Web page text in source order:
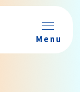
Menu